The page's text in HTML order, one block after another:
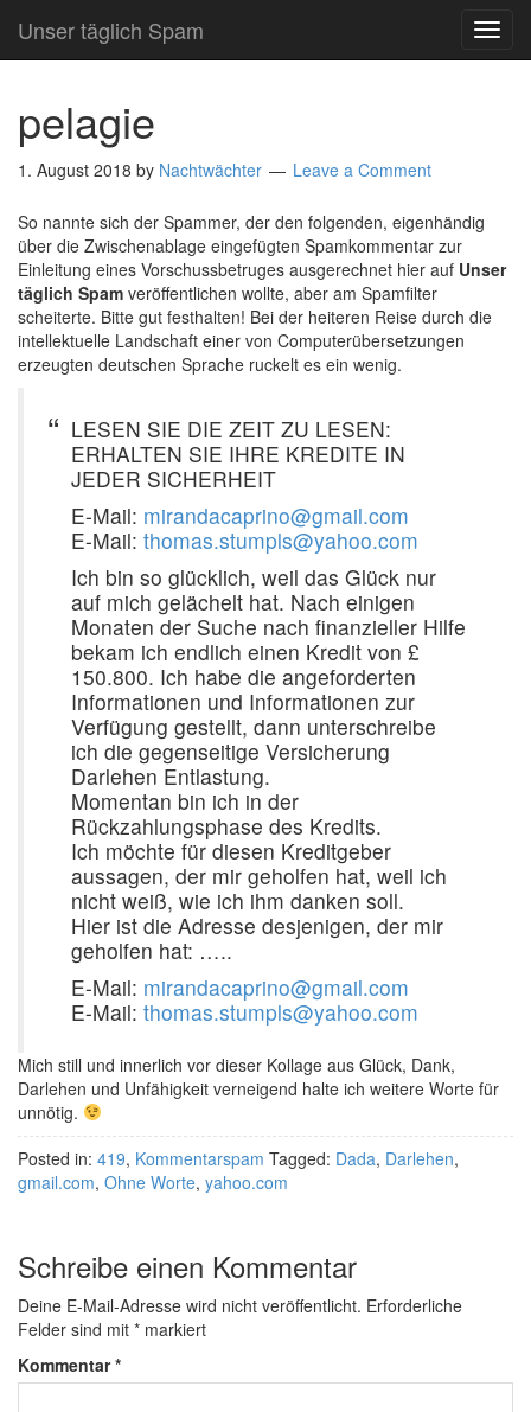
Unser täglich Spam
pelagie
1. August 2018 by Nachtwächter Leave a Comment
So nannte sich der Spammer, der den folgenden, eigenhändig
über die Zwischenablage eingefügten Spamkommentar zur
Einleitung eines Vorschussbetruges ausgerechnet hier auf Unser
täglich Spam veröffentlichen wollte, aber am Spamfilter
scheiterte. Bitte gut festhalten! Bei der heiteren Reise durch die
intellektuelle Landschaft einer von Computerübersetzungen
erzeugten deutschen Sprache ruckelt es ein wenig.
LESEN SIE DIE ZEIT ZU LESEN:
ERHALTEN SIE IHRE KREDITE IN
JEDER SICHERHEIT
E-Mail: mirandacaprino@gmail.com
E-Mail: thomas.stumpls@yahoo.com
Ich bin so glücklich, weil das Glück nur
auf mich gelächelt hat. Nach einigen
Monaten der Suche nach finanzieller Hilfe
bekam ich endlich einen Kredit von £
150.800. Ich habe die angeforderten
Informationen und Informationen zur
Verfügung gestellt, dann unterschreibe
ich die gegenseitige Versicherung
Darlehen Entlastung.
Momentan bin ich in der
Rückzahlungsphase des Kredits.
Ich möchte für diesen Kreditgeber
aussagen, der mir geholfen hat, weil ich
nicht weiß, wie ich ihm danken soll.
Hier ist die Adresse desjenigen, der mir
geholfen hat: …..
E-Mail: mirandacaprino@gmail.com
E-Mail: thomas.stumpls@yahoo.com
Mich still und innerlich vor dieser Kollage aus Glück, Dank,
Darlehen und Unfähigkeit verneigend halte ich weitere Worte für
unnötig.
Posted in: 419, Kommentarspam Tagged: Dada, Darlehen,
gmail.com, Ohne Worte, yahoo.com
Schreibe einen Kommentar
Deine E-Mail-Adresse wird nicht veröffentlicht. Erforderliche
Felder sind mit * markiert
Kommentar*